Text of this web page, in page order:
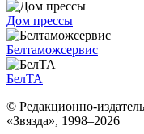
Дом прессы
Белтаможсервис
БелТА
© Редакционно-
«Звязда», 1998–2026